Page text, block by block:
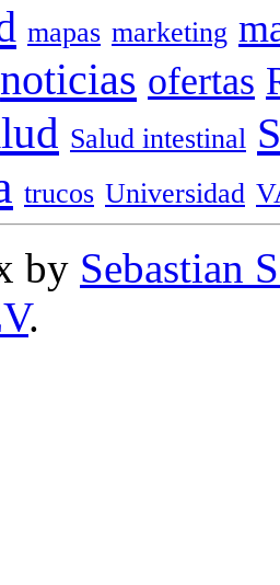
mapas marketing
noticias ofertas
Salud intestinal
trucos Universidad
by Sebastian
.